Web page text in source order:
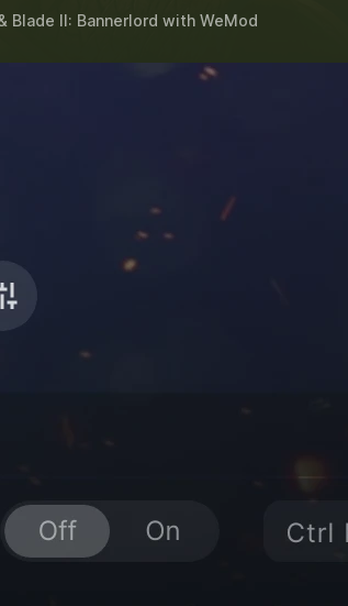
Blade II: Bannerlord with WeMod